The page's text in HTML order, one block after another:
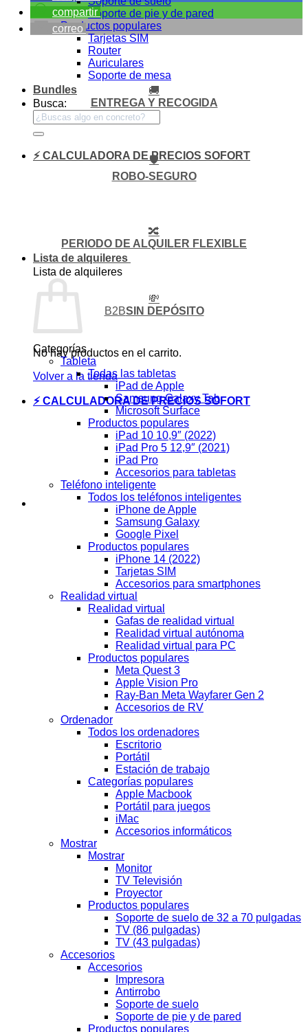
Soporte de pie y de pared
Productos populares
Tarjetas SIM
Router
Auriculares
Soporte de mesa
Bundles
Busca:
⚡ CALCULADORA DE PRECIOS SOFORT
Lista de alquileres
Lista de alquileres
No hay productos en el carrito.
Volver a la tienda
⚡ CALCULADORA DE PRECIOS SOFORT
compartir
correo
🚚
ENTREGA Y RECOGIDA
🛡️
ROBO-SEGURO
🔀
PERIODO DE ALQUILER FLEXIBLE
💸
B2BSIN DEPÓSITO
Categorías
Tableta
Todas las tabletas
iPad de Apple
Samsung Galaxy Tab
Microsoft Surface
Productos populares
iPad 10 10,9″ (2022)
iPad Pro 5 12,9″ (2021)
iPad Pro
Accesorios para tabletas
Teléfono inteligente
Todos los teléfonos inteligentes
iPhone de Apple
Samsung Galaxy
Google Pixel
Productos populares
iPhone 14 (2022)
Tarjetas SIM
Accesorios para smartphones
Realidad virtual
Realidad virtual
Gafas de realidad virtual
Realidad virtual autónoma
Realidad virtual para PC
Productos populares
Meta Quest 3
Apple Vision Pro
Ray-Ban Meta Wayfarer Gen 2
Accesorios de RV
Ordenador
Todos los ordenadores
Escritorio
Portátil
Estación de trabajo
Categorías populares
Apple Macbook
Portátil para juegos
iMac
Accesorios informáticos
Mostrar
Mostrar
Monitor
TV Televisión
Proyector
Productos populares
Soporte de suelo de 32 a 70 pulgadas
TV (86 pulgadas)
TV (43 pulgadas)
Accesorios
Accesorios
Impresora
Antirrobo
Soporte de suelo
Soporte de pie y de pared
Productos populares